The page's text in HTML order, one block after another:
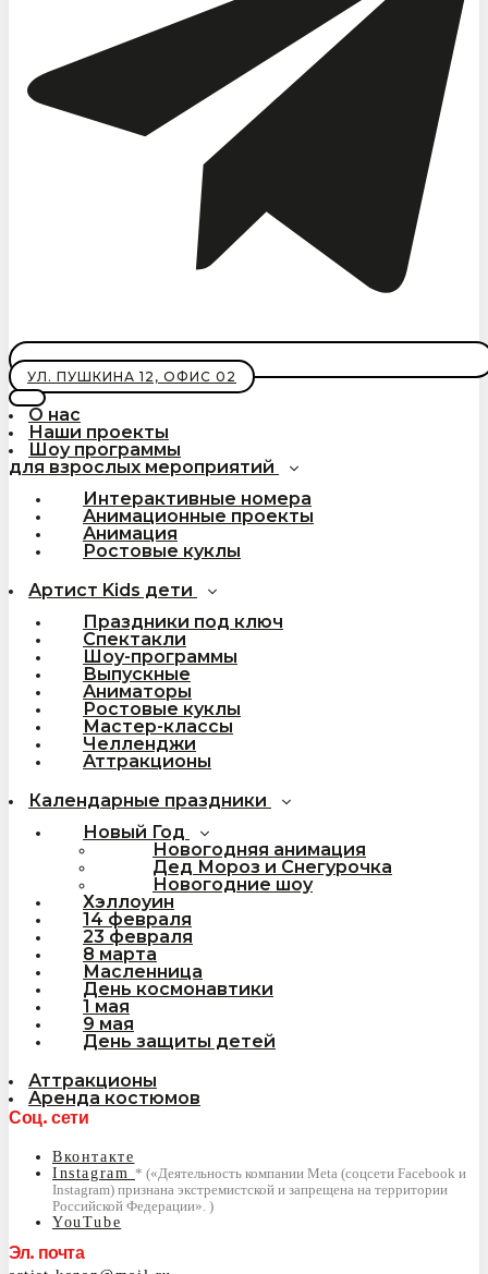
УЛ. ПУШКИНА 12, ОФИС 02
О нас
Наши проекты
Шоу программы
для взрослых мероприятий
Интерактивные номера
Анимационные проекты
Анимация
Ростовые куклы
Артист Kids дети
Праздники под ключ
Спектакли
Шоу-программы
Выпускные
Аниматоры
Ростовые куклы
Мастер-классы
Челленджи
Аттракционы
Календарные праздники
Новый Год
Новогодняя анимация
Дед Мороз и Снегурочка
Новогодние шоу
Хэллоуин
14 февраля
23 февраля
8 марта
Масленница
День космонавтики
1 мая
9 мая
День защиты детей
Аттракционы
Аренда костюмов
Соц. сети
Вконтакте
Instagram
YouTube
Эл. почта